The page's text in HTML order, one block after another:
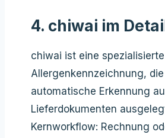
4. chiwai im
chiwai ist eine
Allergenkennzeichnung,
automatische Erkennung
Lieferdokumenten
Kernworkflow: Rechnung